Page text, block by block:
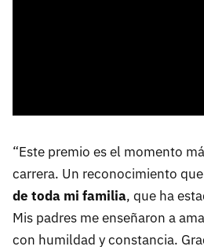
“Este premio es el momento
carrera. Un reconocimiento
de toda mi familia, que ha
Mis padres me enseñaron a
con humildad y constancia.